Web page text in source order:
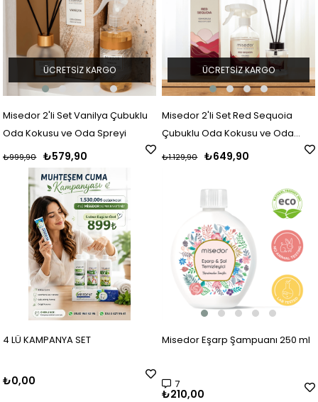
Misedor 2'li Set Vanilya Çubuklu
Oda Kokusu ve Oda Spreyi
₺579,90
₺999,90
ÜCRETSIZ KARGO
Misedor 2'li Set Red Sequoia
Çubuklu Oda Kokusu ve Oda
₺649,90
₺1.129,90
ÜCRETSIZ KARGO
4 LÜ KAMPANYA SET
₺0,00
Misedor Eşarp Şampuanı 250 ml
7
₺210,00